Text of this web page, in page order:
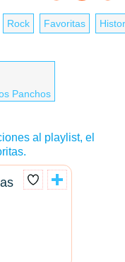
Rock Favoritas
Panchos
al playlist, el